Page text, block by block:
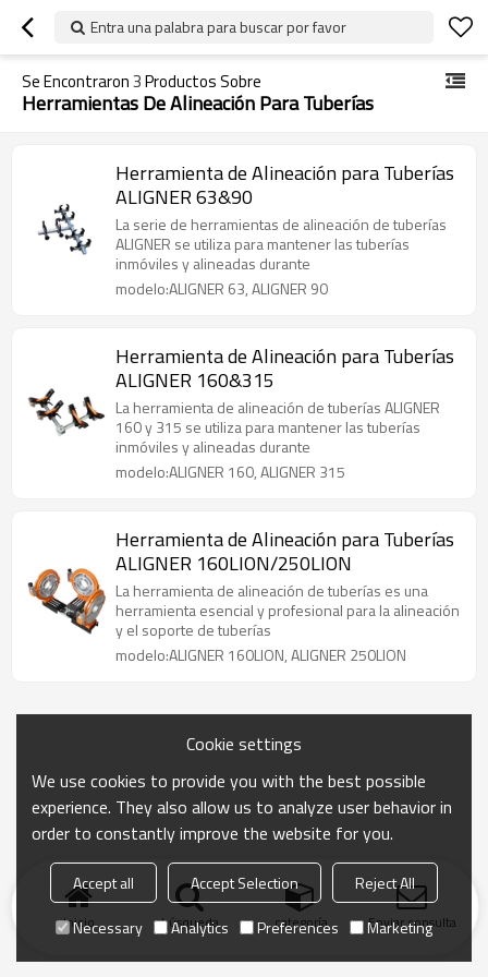
Entra una palabra para buscar por favor
Se Encontraron3Productos Sobre
Herramientas De Alineación Para Tuberías
Herramienta de Alineación para Tuberías
ALIGNER 63&90
La serie de herramientas de alineación de tuberías
ALIGNER se utiliza para mantener las tuberías
inmóviles y alineadas durante
modelo:ALIGNER 63, ALIGNER 90
Herramienta de Alineación para Tuberías
ALIGNER 160&315
La herramienta de alineación de tuberías ALIGNER
160 y 315 se utiliza para mantener las tuberías
inmóviles y alineadas durante
modelo:ALIGNER 160, ALIGNER 315
Herramienta de Alineación para Tuberías
ALIGNER 160LION/250LION
La herramienta de alineación de tuberías es una
herramienta esencial y profesional para la alineación
y el soporte de tuberías
modelo:ALIGNER 160LION, ALIGNER 250LION
Inicio búsqueda categoría Enviar consulta
Cookie settings
We use cookies to provide you with the best possible
experience. They also allow us to analyze user behavior in
order to constantly improve the website for you.
Accept all Accept Selection
Reject All
Necessary
Analytics Preferences Marketing